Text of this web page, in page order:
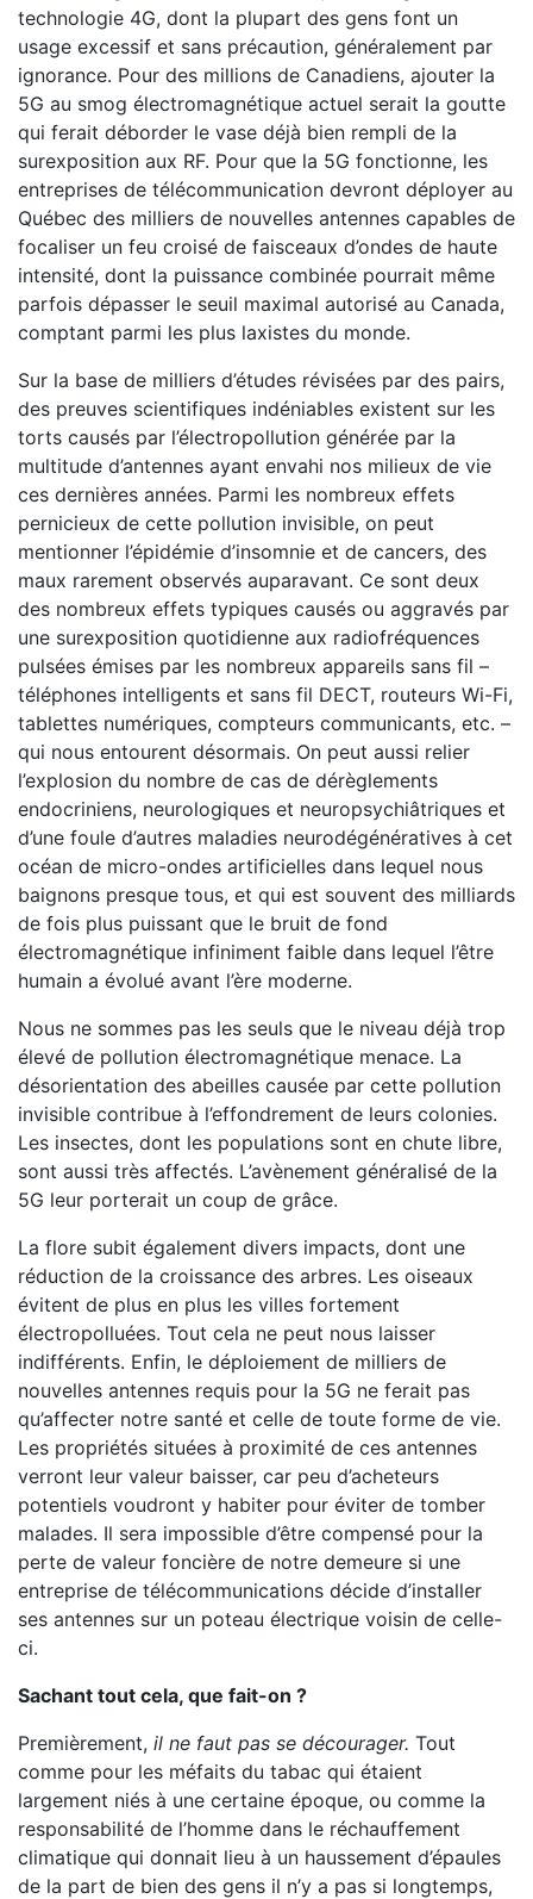
technologie 4G, dont la plupart des gens font un
usage excessif et sans précaution, généralement par
ignorance. Pour des millions de Canadiens, ajouter la
5G au smog électromagnétique actuel serait la goutte
qui ferait déborder le vase déjà bien rempli de la
surexposition aux RF. Pour que la 5G fonctionne, les
entreprises de télécommunication devront déployer au
Québec des milliers de nouvelles antennes capables de
focaliser un feu croisé de faisceaux d’ondes de haute
intensité, dont la puissance combinée pourrait même
parfois dépasser le seuil maximal autorisé au Canada,
comptant parmi les plus laxistes du monde.
Sur la base de milliers d’études révisées par des pairs,
des preuves scientifiques indéniables existent sur les
torts causés par l’électropollution générée par la
multitude d’antennes ayant envahi nos milieux de vie
ces dernières années. Parmi les nombreux effets
pernicieux de cette pollution invisible, on peut
mentionner l’épidémie d’insomnie et de cancers, des
maux rarement observés auparavant. Ce sont deux
des nombreux effets typiques causés ou aggravés par
une surexposition quotidienne aux radiofréquences
pulsées émises par les nombreux appareils sans fil –
téléphones intelligents et sans fil DECT, routeurs Wi-Fi,
tablettes numériques, compteurs communicants, etc. –
qui nous entourent désormais. On peut aussi relier
l’explosion du nombre de cas de dérèglements
endocriniens, neurologiques et neuropsychiâtriques et
d’une foule d’autres maladies neurodégénératives à cet
océan de micro-ondes artificielles dans lequel nous
baignons presque tous, et qui est souvent des milliards
de fois plus puissant que le bruit de fond
électromagnétique infiniment faible dans lequel l’être
humain a évolué avant l’ère moderne.
Nous ne sommes pas les seuls que le niveau déjà trop
élevé de pollution électromagnétique menace. La
désorientation des abeilles causée par cette pollution
invisible contribue à l’effondrement de leurs colonies.
Les insectes, dont les populations sont en chute libre,
sont aussi très affectés. L’avènement généralisé de la
5G leur porterait un coup de grâce.
La flore subit également divers impacts, dont une
réduction de la croissance des arbres. Les oiseaux
évitent de plus en plus les villes fortement
électropolluées. Tout cela ne peut nous laisser
indifférents. Enfin, le déploiement de milliers de
nouvelles antennes requis pour la 5G ne ferait pas
qu’affecter notre santé et celle de toute forme de vie.
Les propriétés situées à proximité de ces antennes
verront leur valeur baisser, car peu d’acheteurs
potentiels voudront y habiter pour éviter de tomber
malades. Il sera impossible d’être compensé pour la
perte de valeur foncière de notre demeure si une
entreprise de télécommunications décide d’installer
ses antennes sur un poteau électrique voisin de celle-
ci.
Sachant tout cela, que fait-on ?
Premièrement, il ne faut pas se décourager. Tout
comme pour les méfaits du tabac qui étaient
largement niés à une certaine époque, ou comme la
responsabilité de l’homme dans le réchauffement
climatique qui donnait lieu à un haussement d’épaules
de la part de bien des gens il n’y a pas si longtemps,